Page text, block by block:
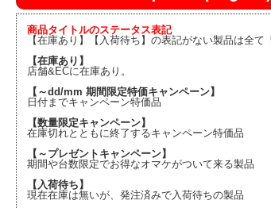
商品タイトルのステータス表記
【在庫あり】【入荷待ち】の表記がない製品は全て
【在庫あり】
店舗&ECに在庫あり。
【～dd/mm 期間限定特価キャンペーン】
日付までキャンペーン特価品
【数量限定キャンペーン】
在庫切れとともに終了するキャンペーン特価品
【～プレゼントキャンペーン】
期間や台数限定でお得なオマケがついて来る製品
【入荷待ち】
現在在庫は無いが、発注済みで入荷待ちの製品